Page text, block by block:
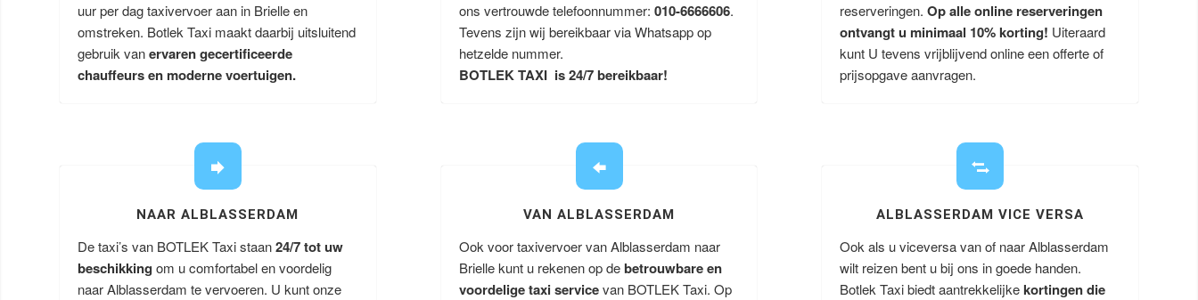
uur per dag taxivervoer aan in Brielle en
omstreken. Botlek Taxi maakt daarbij uitsluitend
gebruik vanervaren gecertificeerde
chauffeurs en moderne voertuigen.
ons vertrouwde telefoonnummer: 010-6666606.
Tevens zijn wij bereikbaar via Whatsapp op
hetzelde nummer.
BOTLEK TAXI is 24/7 bereikbaar!
reserveringen.Op alle online reserveringen
ontvangt u minimaal 10% korting! Uiteraard
kunt U tevens vrijblijvend online een offerte of
prijsopgave aanvragen.
NAAR ALBLASSERDAM
De taxi’s van BOTLEK Taxi staan24/7 tot uw
beschikking om u comfortabel en voordelig
naar Alblasserdam te vervoeren. U kunt onze
VAN ALBLASSERDAM
Ook voor taxivervoer van Alblasserdam naar
Brielle kunt u rekenen op debetrouwbare en
voordelige taxi servicevan BOTLEK Taxi. Op
ALBLASSERDAM VICE VERSA
Ook als u viceversa van of naar Alblasserdam
wilt reizen bent u bij ons in goede handen.
Botlek Taxi biedt aantrekkelijkekortingen die